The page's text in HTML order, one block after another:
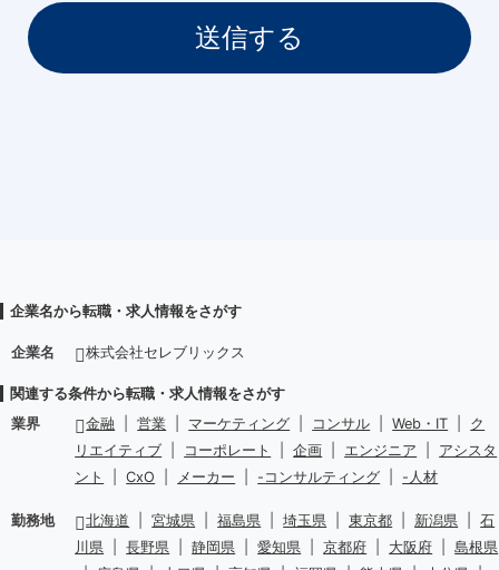
企業名から転職・求人情報をさがす
企業名 株式会社セレブリックス
関連する条件から転職・求人情報をさがす
業界
金融 営業 マーケティング コンサル Web・IT
ク
リエイティブ
コーポレート 企画 エンジニア
アシスタ
ント
CxO メーカー -コンサルティング -人材
勤務地 北海道 宮城県 福島県 埼玉県 東京都 新潟県
石
川県
長野県 静岡県 愛知県 京都府 大阪府
島根県